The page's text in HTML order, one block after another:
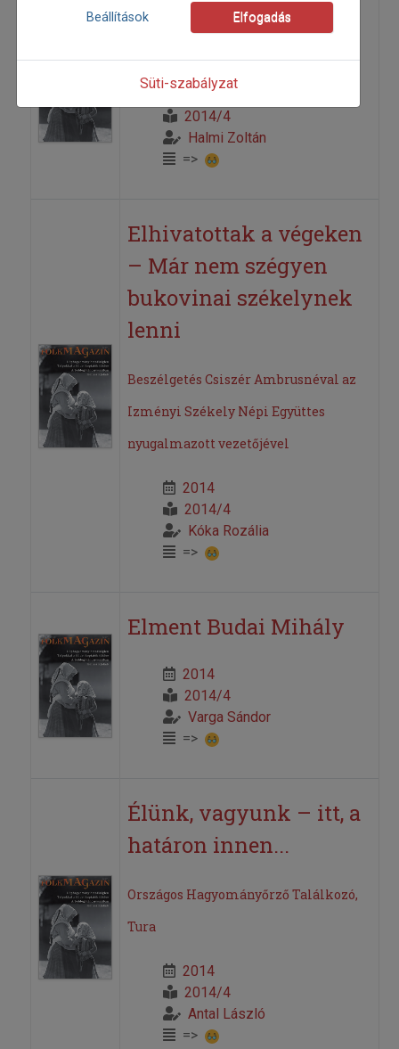
Egy kétegyházi táncos
2014
2014/4
Halmi Zoltán
=>
Elhivatottak a végeken
– Már nem szégyen
bukovinai székelynek
lenni
Beszélgetés Csiszér Ambrusnéval az
Izményi Székely Népi Együttes
nyugalmazott vezetőjével
2014
2014/4
Kóka Rozália
=>
Elment Budai Mihály
2014
2014/4
Varga Sándor
=>
Élünk, vagyunk – itt, a
határon innen...
Országos Hagyományőrző Találkozó,
Tura
2014
2014/4
Antal László
=>
Beállítások Elfogadás
Süti-szabályzat